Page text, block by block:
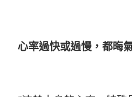
心率過快或過慢，都晦